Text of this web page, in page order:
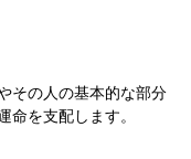
その人の基本的な部分
を支配します。